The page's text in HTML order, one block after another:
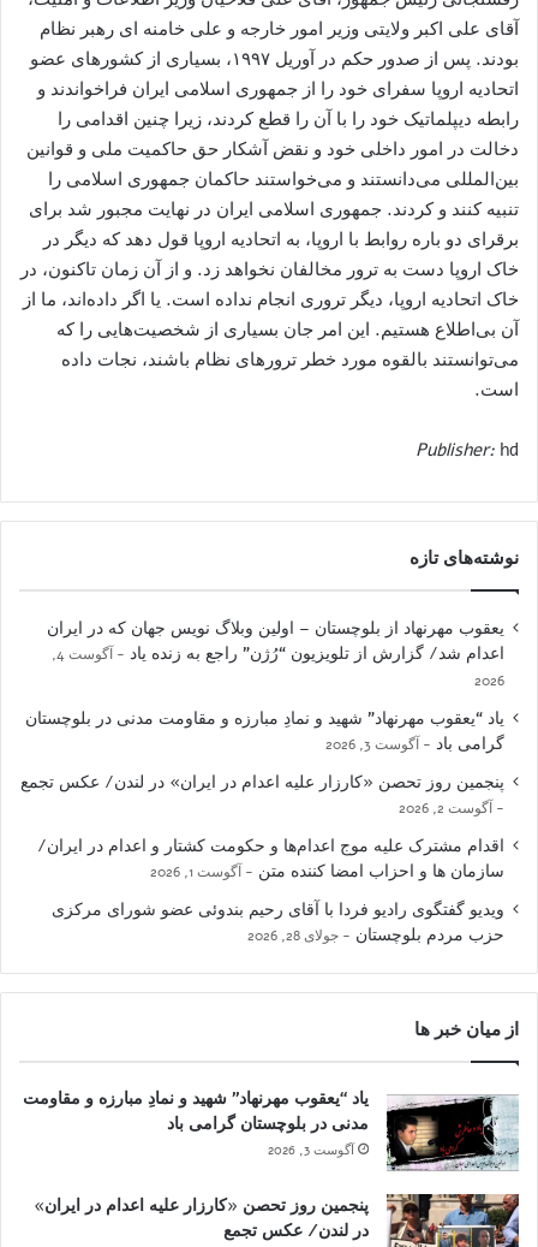
Publisher: hd
نوشته‌های تازه
یعقوب مهرنهاد از بلوچستان – اولین وبلاگ نویس جهان که در ایران
اعدام شد/ گزارش از تلویزیون “رُژن” راجع به زنده یاد
آگوست 4,
2026
یاد “یعقوب مهرنهاد” شهید و نمادِ مبارزه و مقاومت مدنی در بلوچستان
گرامی باد
آگوست 3, 2026
پنجمین روز تحصن «کارزار علیه اعدام در ایران» در لندن/ عکس تجمع
آگوست 2, 2026
اقدام مشترک علیه موج اعدام‌ها و حکومت کشتار و اعدام در ایران/
سازمان ها و احزاب امضا کننده متن
آگوست 1, 2026
ویدیو گفتگوی رادیو فردا با آقای رحیم بندوئی عضو شورای مرکزی
حزب مردم بلوچستان
جولای 28, 2026
از میان خبر ها
یاد “یعقوب مهرنهاد” شهید و نمادِ مبارزه و مقاومت
مدنی در بلوچستان گرامی باد
آگوست 3, 2026
پنجمین روز تحصن «کارزار علیه اعدام در ایران»
در لندن/ عکس تجمع